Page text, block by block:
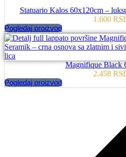
Statuario Kalos 60x120cm –
1.600
Pogledaj proizvod
Magnifique Black
2.458
Pogledaj proizvod